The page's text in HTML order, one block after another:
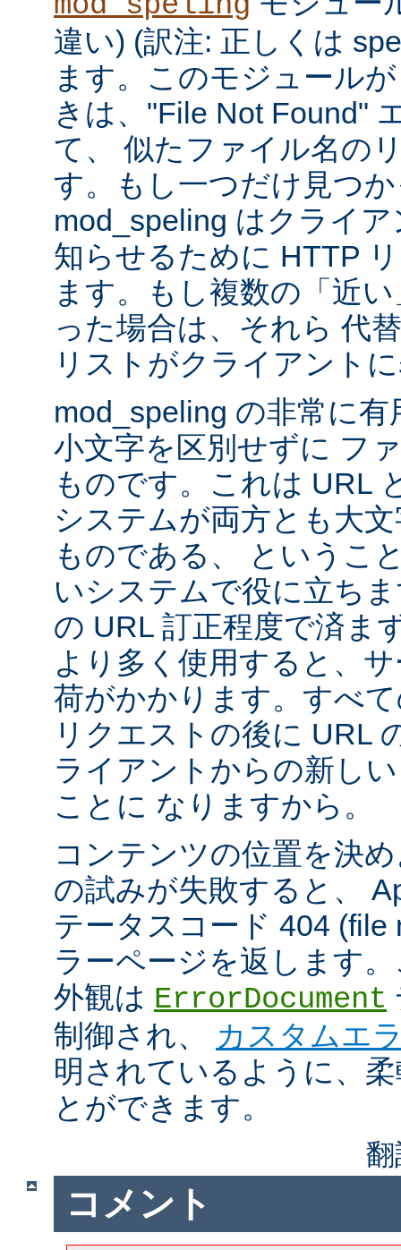
違い) (訳注: 正しくは
ます。このモジュール
きは、"File Not Found"
て、 似たファイル名の
す。もし一つだけ見つ
mod_speling はクライ
知らせるために HTTP
ます。もし複数の「近
った場合は、それら 代
リストがクライアント
mod_speling の非常に
小文字を区別せずに フ
ものです。これは URL
システムが両方とも大
ものである、 というこ
いシステムで役に立ち
の URL 訂正程度で済ま
より多く使用すると、
荷がかかります。すべ
リクエストの後に URL
ライアントからの新し
ことに なりますから。
コンテンツの位置を決
の試みが失敗すると、
テータスコード 404 (file
ラーページを返します
外観は ErrorDocument
制御され、
カスタムエ
明されているように、
とができます。
コメント